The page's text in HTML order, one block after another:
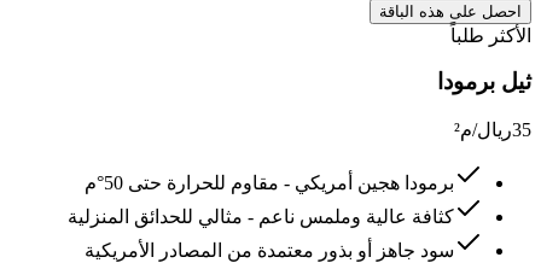
احصل على هذه الباقة
الأكثر طلباً
ثيل برمودا
35ريال/م²
برمودا هجين أمريكي - مقاوم للحرارة حتى 50°م
كثافة عالية وملمس ناعم - مثالي للحدائق المنزلية
سود جاهز أو بذور معتمدة من المصادر الأمريكية